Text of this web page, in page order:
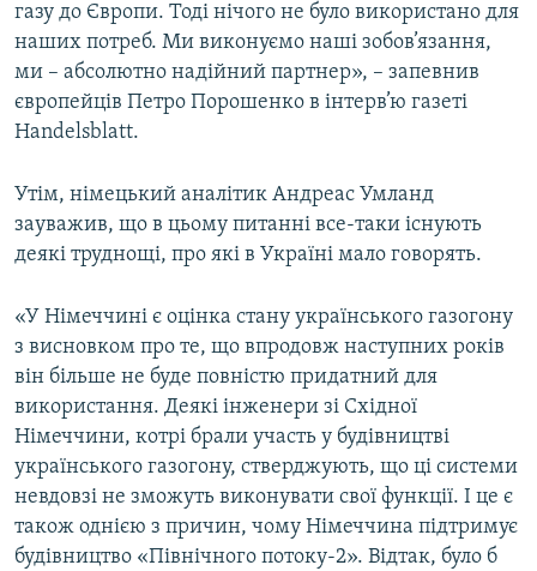
газу до Європи. Тоді нічого не було використано для
наших потреб. Ми виконуємо наші зобов’язання,
ми – абсолютно надійний партнер», – запевнив
європейців Петро Порошенко в інтерв’ю газеті
Handelsblatt.
Утім, німецький аналітик Андреас Умланд
зауважив, що в цьому питанні все-таки існують
деякі труднощі, про які в Україні мало говорять.
«У Німеччині є оцінка стану українського газогону
з висновком про те, що впродовж наступних років
він більше не буде повністю придатний для
використання. Деякі інженери зі Східної
Німеччини, котрі брали участь у будівництві
українського газогону, стверджують, що ці системи
невдовзі не зможуть виконувати свої функції. І це є
також однією з причин, чому Німеччина підтримує
будівництво «Північного потоку-2». Відтак, було б